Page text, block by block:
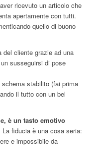
ricevuto un articolo che
apertamente con tutti.
quello di buono
del cliente grazie ad una
susseguirsi di pose
stabilito (fai prima
il tutto con un bel
è un tasto emotivo
La fiducia è una cosa seria:
e impossibile da